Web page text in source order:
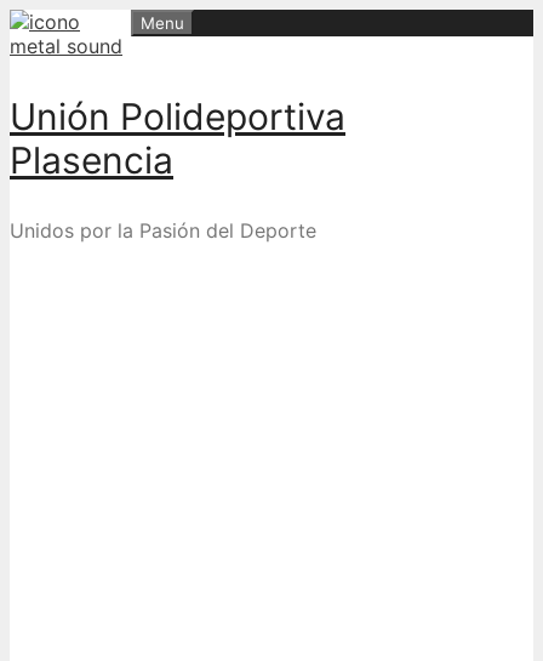
Skip
to
Unión Polideportiva
Plasencia
Unidos por la Pasión del Deporte
Menu